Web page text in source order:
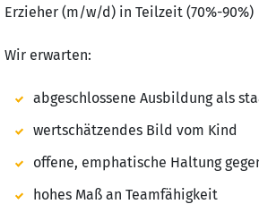
Erzieher (m/w/d) in Teilzeit (70%-90%)
Wir erwarten:
abgeschlossene Ausbildung als
wertschätzendes Bild vom Kind
offene, emphatische Haltung
hohes Maß an Teamfähigkeit